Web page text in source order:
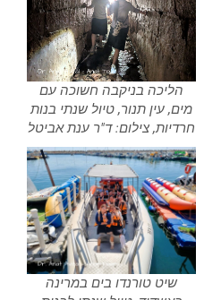
הליכה בניקבה חשוכה עם
מים, עין תנור, טיול שנתי בנות
חרדיות, צילום: ד"ר ענת אביטל
שיט טורנדו בים במרינה